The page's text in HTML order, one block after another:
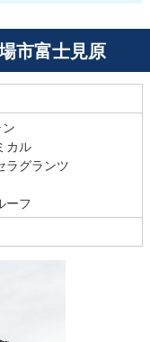
市富士見原
カル
ラグランツ
ーフ